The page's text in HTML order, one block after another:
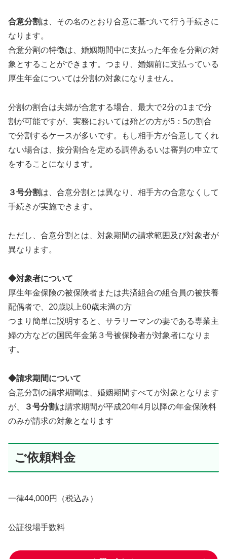
合意分割は、その名のとおり合意に基づいて行う手続きに
なります。
合意分割の特徴は、婚姻期間中に支払った年金を分割の対
象とすることができます。つまり、婚姻前に支払っている
厚生年金については分割の対象になりません。
分割の割合は夫婦が合意する場合、最大で2分の1まで分
割が可能ですが、実務においては殆どの方が5：5の割合
で分割するケースが多いです。もし相手方が合意してくれ
ない場合は、按分割合を定める調停あるいは審判の申立て
をすることになります。
３号分割は、合意分割とは異なり、相手方の合意なくして
手続きが実施できます。
ただし、合意分割とは、対象期間の請求範囲及び対象者が
異なります。
◆対象者について
厚生年金保険の被保険者または共済組合の組合員の被扶養
配偶者で、20歳以上60歳未満の方
つまり簡単に説明すると、サラリーマンの妻である専業主
婦の方などの国民年金第３号被保険者が対象者になりま
す。
◆請求期間について
合意分割の請求期間は、婚姻期間すべてが対象となります
が、
３号分割は請求期間が平成20年4月以降の年金保険料
のみが請求の対象となります
ご依頼料金
一律44,000円（税込み）
公証役場手数料